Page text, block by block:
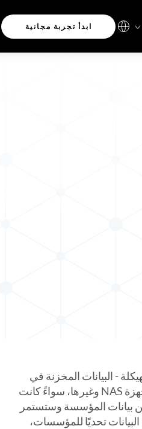
ابدأ تجربة مجانية
- البيانات المخزنة في
SharePoint ومشاركات الملفات ومنصات التعاون وأجهزة NAS وغيرها، سواءً كانت
- تمثل 801 تيرابايت من بيانات المؤسسة وستستمر
تحديًا للمؤسسات،